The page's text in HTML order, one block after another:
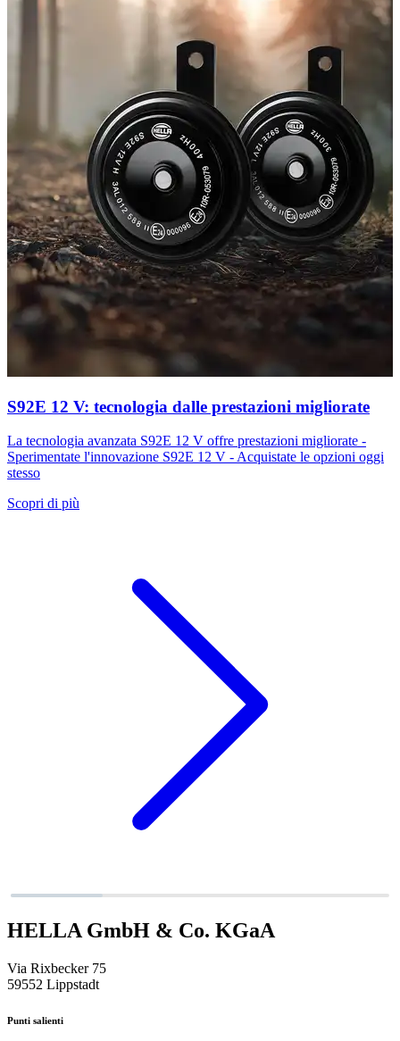
S92E 12 V: tecnologia dalle prestazioni migliorate
La tecnologia avanzata S92E 12 V offre prestazioni migliorate -
Sperimentate l'innovazione S92E 12 V - Acquistate le opzioni oggi
stesso
Scopri di più
HELLA GmbH & Co. KGaA
Via Rixbecker 75
59552 Lippstadt
Punti salienti